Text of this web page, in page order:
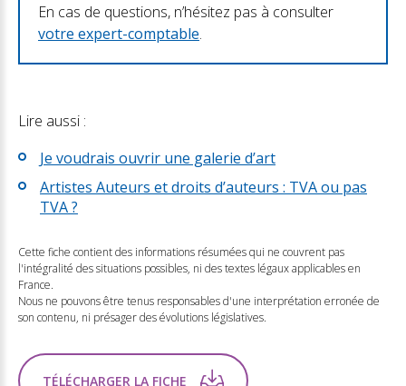
En cas de questions, n’hésitez pas à consulter
votre expert-comptable.
Lire aussi :
Je voudrais ouvrir une galerie d’art
Artistes Auteurs et droits d’auteurs : TVA ou pas
TVA ?
Cette fiche contient des informations résumées qui ne couvrent pas
l'intégralité des situations possibles, ni des textes légaux applicables en
France.
Nous ne pouvons être tenus responsables d'une interprétation erronée de
son contenu, ni présager des évolutions législatives.
TÉLÉCHARGER LA FICHE